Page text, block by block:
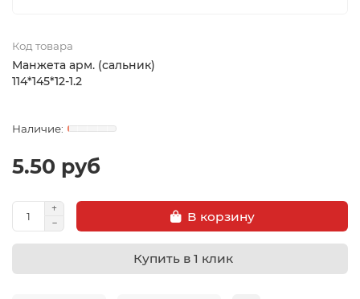
Код товара
Манжета арм. (сальник)
114*145*12-1.2
5.50 руб
В корзину
Купить в 1 клик